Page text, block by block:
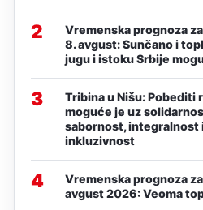
2
Vremenska prognoza
8. avgust: Sunčano i
jugu i istoku Srbije
3
Tribina u Nišu: Pobediti
moguće je uz
sabornost, integralnost
inkluzivnost
4
Vremenska prognoza za
avgust 2026: Veoma